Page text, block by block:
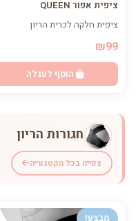
ציפית אפור QUEEN
ציפית חלקה לכרית הריון
₪99
הוסף לעגלה
חגורות הריון
צפייה בכל הקטגוריה
מבצע!